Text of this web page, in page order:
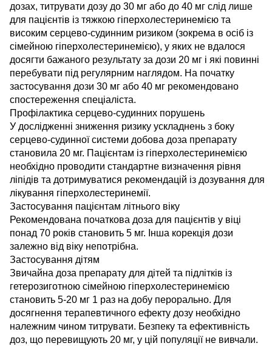
дозах, титрувати дозу до 30 мг або до 40 мг слід лише
для пацієнтів із тяжкою гіперхолестеринемією та
високим серцево-судинним ризиком (зокрема в осіб із
сімейною гіперхолестеринемією), у яких не вдалося
досягти бажаного результату за дози 20 мг і які повинні
перебувати під регулярним наглядом. На початку
застосування дози 30 мг або 40 мг рекомендовано
спостереження спеціаліста.
Профілактика серцево-судинних порушень
У дослідженні зниження ризику ускладнень з боку
серцево-судинної системи добова доза препарату
становила 20 мг. Пацієнтам із гіперхолестеринемією
необхідно проводити стандартне визначення рівня
ліпідів та дотримуватися рекомендацій із дозування для
лікування гіперхолестеринемії.
Застосування пацієнтам літнього віку
Рекомендована початкова доза для пацієнтів у віці
понад 70 років становить 5 мг. Інша корекція дози
залежно від віку непотрібна.
Застосування дітям
Звичайна доза препарату для дітей та підлітків із
гетерозиготною сімейною гіперхолестеринемією
становить 5-20 мг 1 раз на добу перорально. Для
досягнення терапевтичного ефекту дозу необхідно
належним чином титрувати. Безпеку та ефективність
доз, що перевищують 20 мг, у цій популяції не вивчали.